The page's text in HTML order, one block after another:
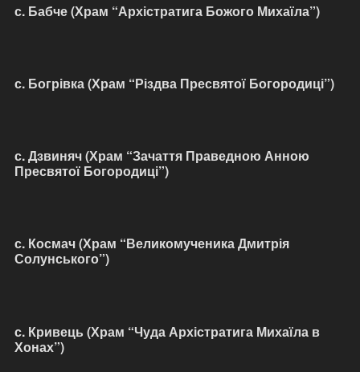
с. Бабче (Храм “Архістратига Божого Михаїла”)
с. Богрівка (Храм “Різдва Пресвятої Богородиці”)
с. Дзвиняч (Храм “Зачаття Праведною Анною
Пресвятої Богородиці”)
с. Космач (Храм “Великомученика Дмитрія
Солунського”)
с. Кривець (Храм “Чуда Архістратига Михаїла в
Хонах”)